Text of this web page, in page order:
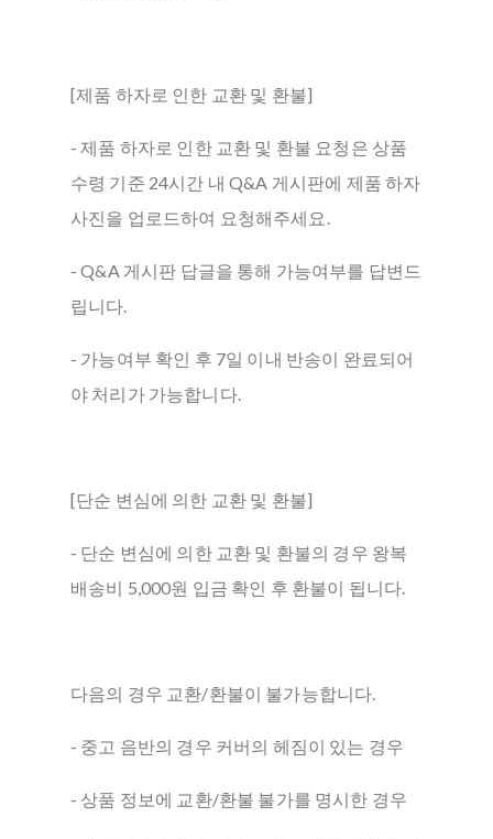
[제품 하자로 인한 교환 및 환불]
- 제품 하자로 인한 교환 및 환불 요청은 상품
수령 기준 24시간 내 Q&A 게시판에 제품 하자
사진을 업로드하여 요청해주세요.
- Q&A 게시판 답글을 통해 가능여부를 답변드
립니다.
- 가능여부 확인 후 7일 이내 반송이 완료되어
야 처리가 가능합니다.
[단순 변심에 의한 교환 및 환불]
- 단순 변심에 의한 교환 및 환불의 경우 왕복
배송비 5,000원 입금 확인 후 환불이 됩니다.
다음의 경우 교환/환불이 불가능합니다.
- 중고 음반의 경우 커버의 헤짐이 있는 경우
- 상품 정보에 교환/환불 불가를 명시한 경우